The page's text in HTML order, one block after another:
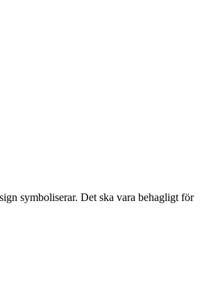
symboliserar. Det ska vara behagligt för